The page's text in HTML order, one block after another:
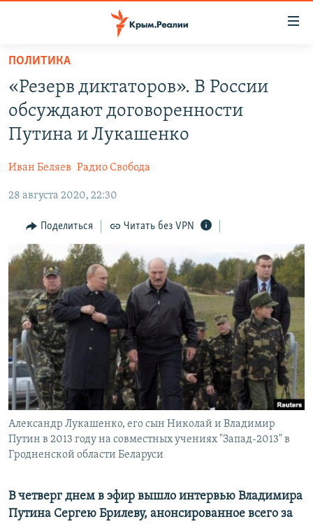
Вернуться
основному
содержанию
Вернутся
главной
Вернутся
поиску
СПЕЦПРОЕКТЫ
11 ЛЕТ ОККУПАЦИИ КРЫМА. 11 ИСТОРИЙ СОПРОТИВЛЕНИЯ
ВОДА
ЕЩЕ
ИНТЕРАКТИВ
ИНФОГРАФИКА
ТЕЛЕПРОЕКТ КРЫМ.РЕАЛИИ
СОВЕТЫ ПРАВОЗАЩИТНИКОВ
ПРОПАВШИЕ БЕЗ ВЕСТИ
ПОБЕДИТЕЛЕЙ НЕ СУДЯТ?
КРЫМ.НЕПОКОРЕННЫЙ
ELIFBE
УКРАИНСКАЯ ПРОБЛЕМА КРЫМА
РАДІО СВОБОДА
КАК ОБОЙТИ БЛОКИРОВКУ
Українською
Qırımtatar
ПРИСОЕДИНЯЙТЕСЬ!
Все сайты RFE/RL
ПОЛИТИКА
«Резерв диктаторов». В России
обсуждают договоренности
Путина и Лукашенко
Иван Беляев Радио Свобода
28 августа 2020, 22:30
Поделиться Читать без VPN
Александр Лукашенко, его сын Николай и Владимир
Путин в 2013 году на совместных учениях "Запад-2013" в
Гродненской области Беларуси
В четверг днем в эфир вышло интервью Владимира
Путина Сергею Брилеву, анонсированное всего за